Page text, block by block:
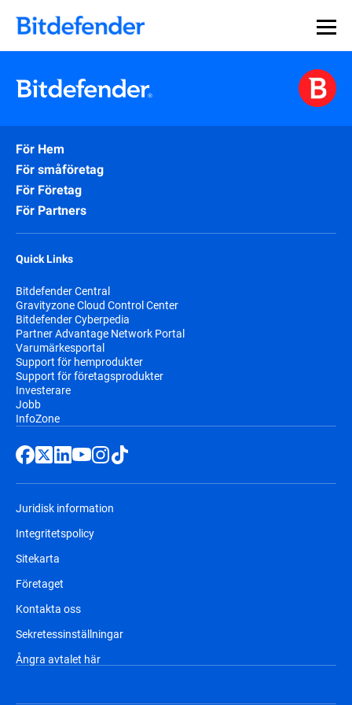
För Hem
För småföretag
För Företag
För Partners
Quick Links
Bitdefender Central
Gravityzone Cloud Control Center
Bitdefender Cyberpedia
Partner Advantage Network Portal
Varumärkesportal
Support för hemprodukter
Support för företagsprodukter
Investerare
Jobb
InfoZone
Juridisk information
Integritetspolicy
Sitekarta
Företaget
Kontakta oss
Sekretessinställningar
Ångra avtalet här